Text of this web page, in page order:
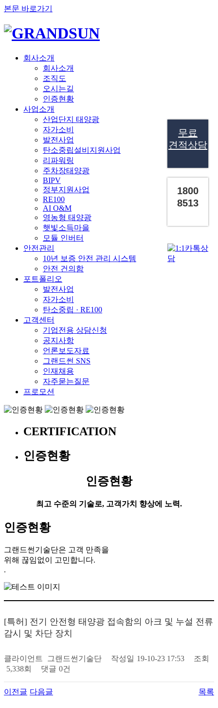
본문 바로가기
회사소개
회사소개
조직도
오시는길
인증현황
사업소개
산업단지 태양광
자가소비
발전사업
탄소중립설비지원사업
리파워링
주차장태양광
BIPV
정부지원사업
RE100
AI O&M
영농형 태양광
햇빛소득마을
모듈 인버터
안전관리
10년 보증 안전 관리 시스템
안전 건의함
포트폴리오
발전사업
자가소비
탄소중립 · RE100
고객센터
기업전용 상담신청
공지사항
언론보도자료
그랜드썬 SNS
인재채용
자주묻는질문
프로모션
CERTIFICATION
인증현황
인증현황
최고 수준의 기술로, 고객가치 향상에 노력.
인증현황
그랜드썬기술단은 고객 만족을
위해 끊임없이 고민합니다.
.
[특허] 전기 안전형 태양광 접속함의 아크 및 누설 전류
감시 및 차단 장치
클라이언트 그랜드썬기술단 작성일 19-10-23 17:53
조회
5,338회
댓글 0건
이전글 다음글 목록
무료
견적상담
1800
8513